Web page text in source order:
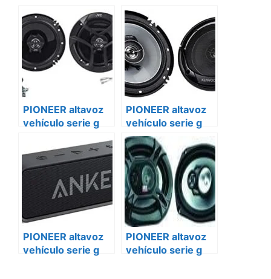
PIONEER altavoz
vehículo serie g
PIONEER altavoz
vehículo serie g
ts-g1620f Peugeot
bóxer ii
PIONEER altavoz
vehículo serie g
PIONEER altavoz
vehículo serie g